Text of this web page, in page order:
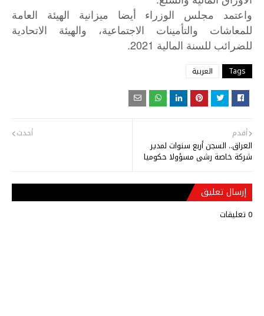
واعتمد مجلس الوزراء أيضا ميزانية الهيئة
العامة
للمعاشات
والتأمينات الاجتماعية، والهيئة
الاتحادية
للضرائب للسنة المالية
Tags العربية
أحدث أقدم
العراق.. السجن أربع سنوات لمدير
شركة خاصة رشى مسؤولا حكوميا
إرسال تعليق
0 تعليقات